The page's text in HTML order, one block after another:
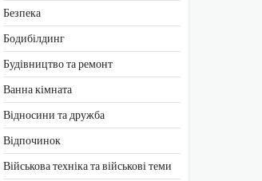
Безпека
Бодибілдинг
Будівництво та ремонт
Ванна кімната
Відносини та дружба
Відпочинок
Військова техніка та військові теми